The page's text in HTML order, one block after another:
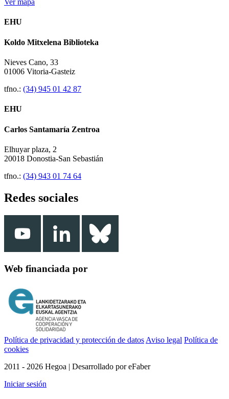
Ver mapa
EHU
Koldo Mitxelena Biblioteka
Nieves Cano, 33
01006 Vitoria-Gasteiz
tfno.: (34) 945 01 42 87
EHU
Carlos Santamaría Zentroa
Elhuyar plaza, 2
20018 Donostia-San Sebastián
tfno.: (34) 943 01 74 64
Redes sociales
Web financiada por
Política de privacidad y protección de datos Aviso legal Política de
cookies
2011 - 2026 Hegoa | Desarrollado por eFaber
Iniciar sesión